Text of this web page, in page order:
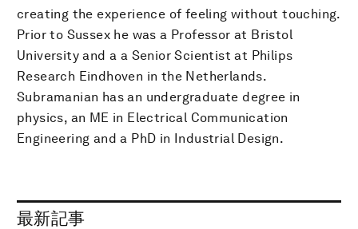
creating the experience of feeling without touching.
Prior to Sussex he was a Professor at Bristol
University and a a Senior Scientist at Philips
Research Eindhoven in the Netherlands.
Subramanian has an undergraduate degree in
physics, an ME in Electrical Communication
Engineering and a PhD in Industrial Design.
最新記事